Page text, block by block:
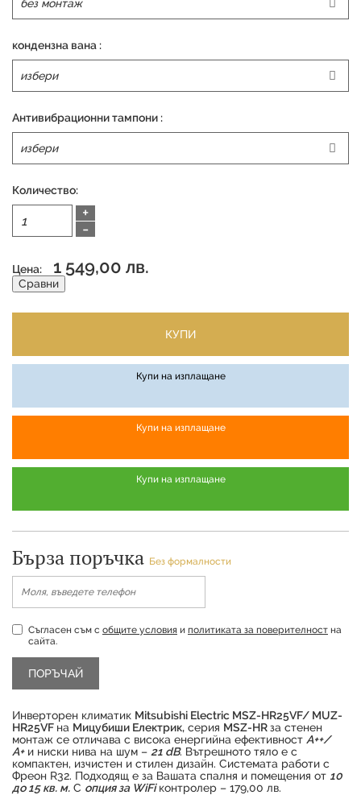
кондензна вана :
Антивибрационни тампони :
Количество:
+
-
Цена: 1 549,00 лв.
Сравни
КУПИ
Купи на изплащане
Купи на изплащане
Купи на изплащане
Бърза поръчка Без формалности
Съгласен съм с общите условия и политиката за поверителност на
сайта.
Инверторен климатик Mitsubishi Electric MSZ-HR25VF/ MUZ-
HR25VF на Мицубиши Електрик, серия MSZ-HRза стенен
монтаж се отличава с висока енергийна ефективност А++/
А+и ниски нива на шум – 21 dB. Вътрешното тяло е с
компактен, изчистен и стилен дизайн. Системата работи с
Фреон R32. Подходящ е за Вашата спалня и помещения от 10
до 15 кв. м. С опция за WiFiконтролер – 179,00 лв.